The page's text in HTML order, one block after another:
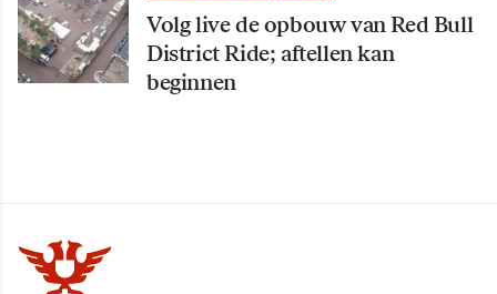
Volg live de opbouw van Red Bull
District Ride; aftellen kan
beginnen